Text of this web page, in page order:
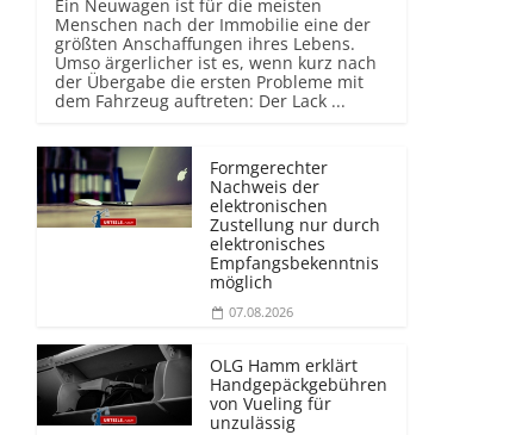
Ein Neuwagen ist für die meisten
Menschen nach der Immobilie eine der
größten Anschaffungen ihres Lebens.
Umso ärgerlicher ist es, wenn kurz nach
der Übergabe die ersten Probleme mit
dem Fahrzeug auftreten: Der Lack ...
Formgerechter
Nachweis der
elektronischen
Zustellung nur durch
elektronisches
Empfangsbekenntnis
möglich
07.08.2026
OLG Hamm erklärt
Handgepäckgebühren
von Vueling für
unzulässig